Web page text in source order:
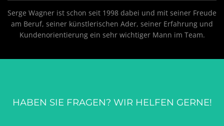
Serge Wagner ist schon seit 1998 dabei und mit seiner Freude
am Beruf, seiner künstlerischen Ader, seiner Erfahrung und
Kundenorientierung ein sehr wichtiger Mann im Team.
HABEN SIE FRAGEN? WIR HELFEN GERNE!